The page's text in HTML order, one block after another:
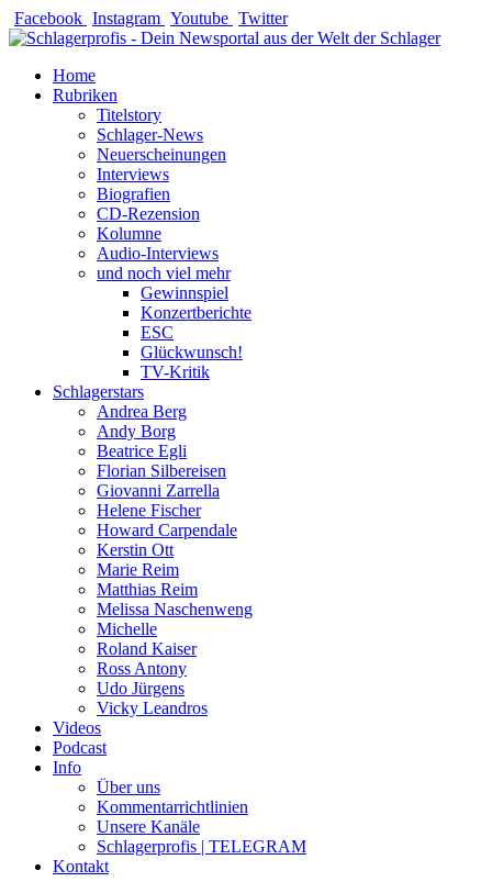
Zum
Inhalt
Facebook Instagram Youtube Twitter
Home
Rubriken
Titelstory
Schlager-News
Neuerscheinungen
Interviews
Biografien
CD-Rezension
Kolumne
Audio-Interviews
und noch viel mehr
Gewinnspiel
Konzertberichte
ESC
Glückwunsch!
TV-Kritik
Schlagerstars
Andrea Berg
Andy Borg
Beatrice Egli
Florian Silbereisen
Giovanni Zarrella
Helene Fischer
Howard Carpendale
Kerstin Ott
Marie Reim
Matthias Reim
Melissa Naschenweng
Michelle
Roland Kaiser
Ross Antony
Udo Jürgens
Vicky Leandros
Videos
Podcast
Info
Über uns
Kommentarrichtlinien
Unsere Kanäle
Schlagerprofis | TELEGRAM
Kontakt